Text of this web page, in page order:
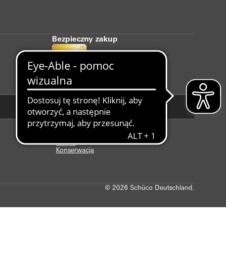
Bezpieczny zakup
Kategorie
Klamki
Konserwacja
© 2026 Schüco Deutschland.